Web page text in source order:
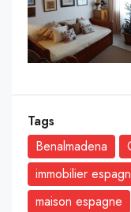
Tags
Benalmadena
immobilier
maison espagne